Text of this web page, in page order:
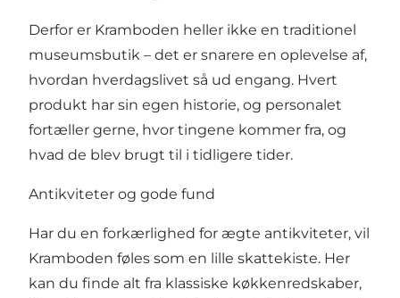
Derfor er Kramboden heller ikke en traditionel
museumsbutik – det er snarere en oplevelse af,
hvordan hverdagslivet så ud engang. Hvert
produkt har sin egen historie, og personalet
fortæller gerne, hvor tingene kommer fra, og
hvad de blev brugt til i tidligere tider.
Antikviteter og gode fund
Har du en forkærlighed for ægte antikviteter, vil
Kramboden føles som en lille skattekiste. Her
kan du finde alt fra klassiske køkkenredskaber,